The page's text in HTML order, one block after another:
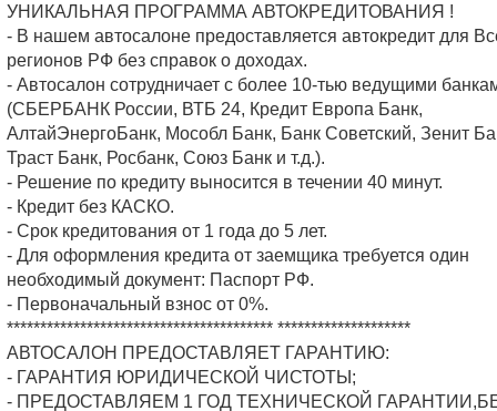
УНИКАЛЬНАЯ ПРОГРАММА АВТОКРЕДИТОВАНИЯ !
- В нашем автосалоне предоставляется автокредит для
регионов РФ без справок о доходах.
- Автосалон сотрудничает с более 10-тью ведущими
(СБЕРБАНК России, ВТБ 24, Кредит Европа Банк,
АлтайЭнергоБанк, Мособл Банк, Банк Советский, Зенит
Траст Банк, Росбанк, Союз Банк и т.д.).
- Решение по кредиту выносится в течении 40 минут.
- Кредит без КАСКО.
- Срок кредитования от 1 года до 5 лет.
- Для оформления кредита от заемщика требуется один
необходимый документ: Паспорт РФ.
- Первоначальный взнос от 0%.
**************************************** ********************
АВТОСАЛОН ПРЕДОСТАВЛЯЕТ ГАРАНТИЮ:
- ГАРАНТИЯ ЮРИДИЧЕСКОЙ ЧИСТОТЫ;
- ПРЕДОСТАВЛЯЕМ 1 ГОД ТЕХНИЧЕСКОЙ